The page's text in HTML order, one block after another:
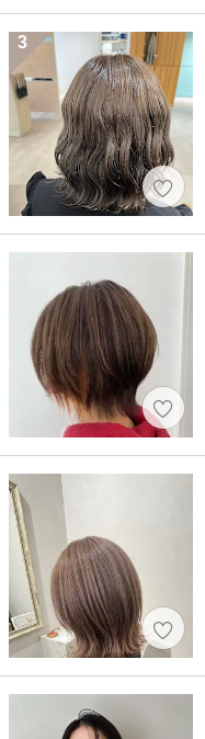
3